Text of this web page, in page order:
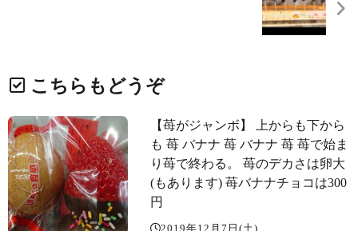
こちらもどうぞ
【苺がジャンボ】 上からも下から
も 苺 バナナ 苺 バナナ 苺 苺で始ま
り苺で終わる。 苺のデカさは卵大️
(もあります) 苺バナナチョコは300
円
2019年12月7日(土)